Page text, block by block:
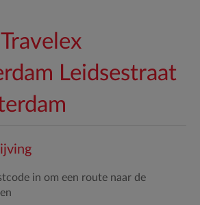
Leidsestraat
in om een route naar de